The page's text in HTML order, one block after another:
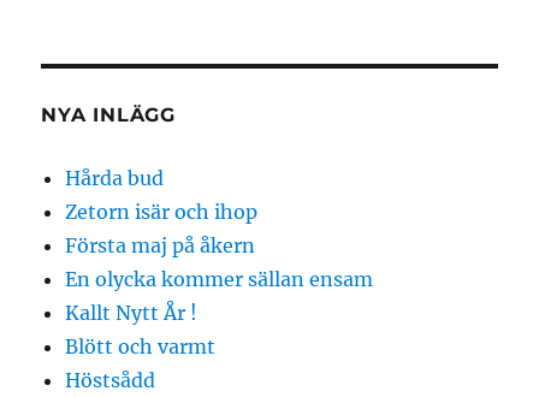
NYA INLÄGG
Hårda bud
Zetorn isär och ihop
Första maj på åkern
En olycka kommer sällan ensam
Kallt Nytt År !
Blött och varmt
Höstsådd